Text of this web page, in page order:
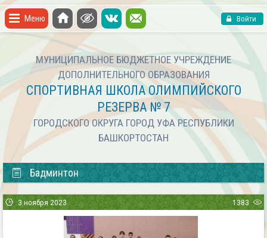
Меню Войти
МУНИЦИПАЛЬНОЕ БЮДЖЕТНОЕ УЧРЕЖДЕНИЕ
ДОПОЛНИТЕЛЬНОГО ОБРАЗОВАНИЯ
СПОРТИВНАЯ ШКОЛА ОЛИМПИЙСКОГО
РЕЗЕРВА № 7
ГОРОДСКОГО ОКРУГА ГОРОД УФА РЕСПУБЛИКИ
БАШКОРТОСТАН
Бадминтон
3 ноября 2023 1383